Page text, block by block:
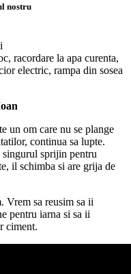
nostru
racordare la apa curenta,
electric, rampa din sosea
un om care nu se plange
continua sa lupte.
singurul sprijin pentru
il schimba si are grija de
Vrem sa reusim sa ii
pentru iarna si sa ii
ciment.